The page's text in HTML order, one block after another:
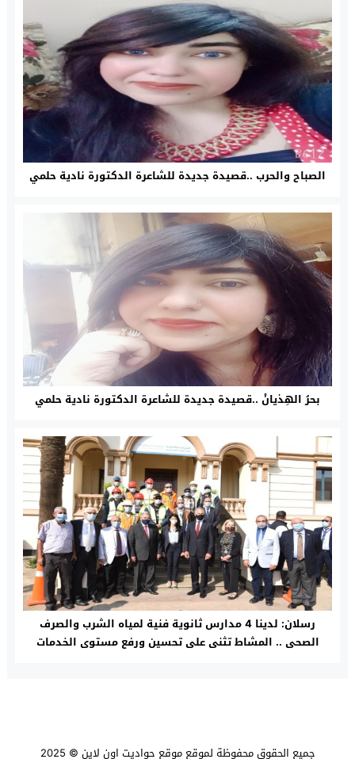
الصباح والحرب ..قصيدة جديدة للشاعرة الدكتورة نادية حلمي
بحرُ الهِذيانْ ..قصيدة جديدة للشاعرة الدكتورة نادية حلمي
رسلان: لدينا 4 مدارس ثانوية فنية لمياه الشرب والصرف
الصحى .. المشاط تثنى على تحسين ورفع مستوى الخدمات
جميع الحقوق محفوظة لموقعموقع حواديت اون لاين © 2025